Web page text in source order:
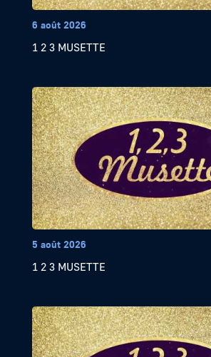
6 août 2026
1 2 3 MUSETTE
5 août 2026
1 2 3 MUSETTE